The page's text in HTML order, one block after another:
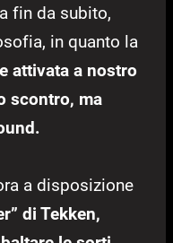
fin da subito,
in quanto la
attivata a nostro
scontro, ma
a disposizione
di Tekken,